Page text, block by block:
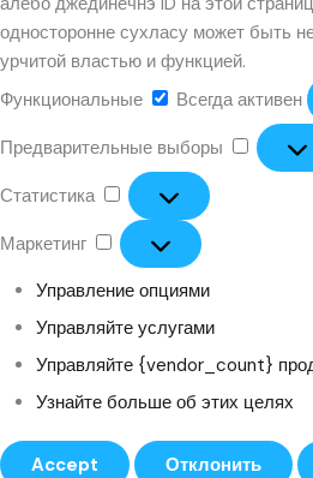
односторонне сухласу может быть
урчитой властью и функцией.
Функциональные
Всегда активен
Предварительные выборы
Статистика
Маркетинг
Управление опциями
Управляйте услугами
Управляйте {vendor_count}
Узнайте больше об этих целях
Accept Отклонить